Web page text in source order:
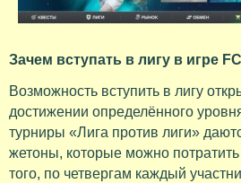
Зачем вступать в лигу в игре
Возможность вступить в лигу
достижении определённого
турниры «Лига против лиги»
жетоны, которые можно
того, по четвергам каждый